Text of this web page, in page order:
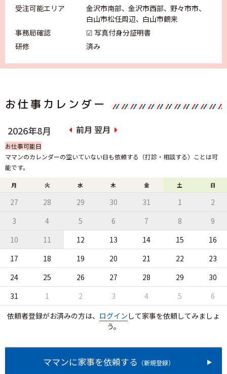
受注可能エリア
金沢市南部 金沢市西部
野々市市
白山市松任周辺
白山市鶴来
事務局確認
☑ 写真付身分証明書
研修
済み
お仕事カレンダー
2026年8月 前月 翌月
お仕事可能日
ママンのカレンダーの空いていない日も依頼する（打診・相談する）ことは可
能です。
月 火 水 木 金 土 日
27 28 29 30 31 1
2
3
4 5 6 7 8
9
10
11 12 13 14 15
16
17
18 19 20 21 22
23
24
25 26 27 28 29
30
31
1 2 3 4 5
6
依頼者登録がお済みの方は、 ログイン して家事を依頼してみましょ
う。
ママンに家事を依頼する （新規登録）